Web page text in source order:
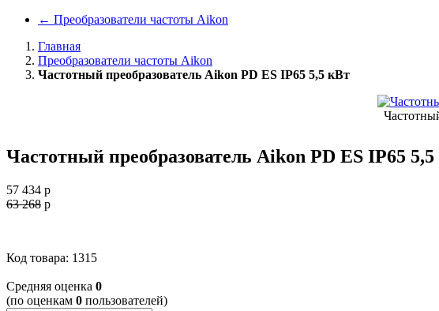
← Преобразователи частоты Aikon
Главная
Преобразователи частоты Aikon
Частотный преобразователь Aikon PD ES IP65 5,5 кВт
Частотный преобразователь Aikon PD ES IP65
57 434 p
63 268 p
Код товара: 1315
Cредняя оценка 0
(по оценкам 0 пользователей)